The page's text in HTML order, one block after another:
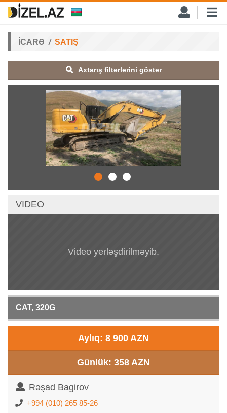
İCARƏ SATIŞ
Axtarış filterlərini göstər
VIDEO
Video yerləşdirilməyib.
CAT, 320G
Aylıq: 8 900 AZN
Günlük: 358 AZN
Rəşad Bagirov
+994 (010) 265 85-26